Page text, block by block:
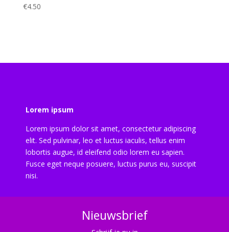
€4.50
Lorem ipsum
Lorem ipsum dolor sit amet, consectetur adipiscing
elit. Sed pulvinar, leo et luctus iaculis, tellus enim
lobortis augue, id eleifend odio lorem eu sapien.
Fusce eget neque posuere, luctus purus eu, suscipit
nisi.
Nieuwsbrief